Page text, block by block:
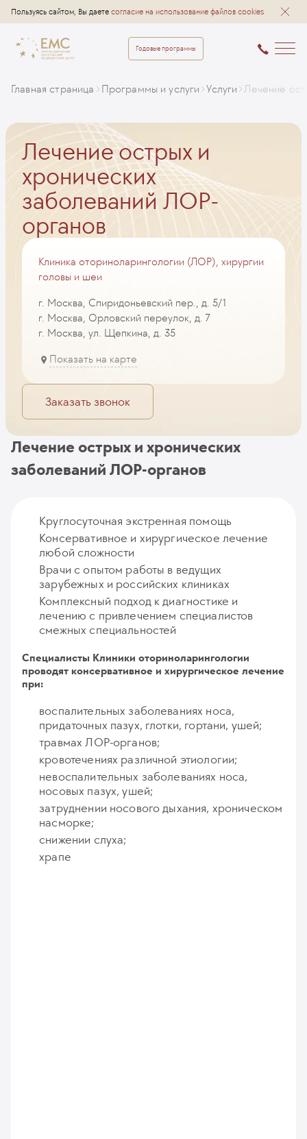
Пользуясь сайтом, Вы даете согласие на использование файлов cookies
Годовые программы
Главная страница Программы и услуги Услуги Лечение
Лечение острых и
хронических
заболеваний ЛОР-
органов
Клиника оториноларингологии (ЛОР), хирургии
головы и шеи
г. Москва, Спиридоньевский пер., д. 5/1
г. Москва, Орловский переулок, д. 7
г. Москва, ул. Щепкина, д. 35
Показать на карте
Заказать звонок
Лечение острых и хронических
заболеваний ЛОР-органов
Круглосуточная экстренная помощь
Консервативное и хирургическое лечение
любой сложности
Врачи с опытом работы в ведущих
зарубежных и российских клиниках
Комплексный подход к диагностике и
лечению с привлечением специалистов
смежных специальностей
Специалисты Клиники оториноларингологии
проводят консервативное и хирургическое лечение
при:
воспалительных заболеваниях носа,
придаточных пазух, глотки, гортани, ушей;
травмах ЛОР-органов;
кровотечениях различной этиологии;
невоспалительных заболеваниях носа,
носовых пазух, ушей;
затруднении носового дыхания, хроническом
насморке;
снижении слуха;
храпе